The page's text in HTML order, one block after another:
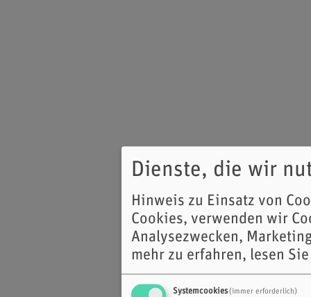
Dienste, die wir
Hinweis zu Einsatz von
Cookies, verwenden wir
Analysezwecken,
mehr zu erfahren, lesen
Systemcookies(immer erforderlich)